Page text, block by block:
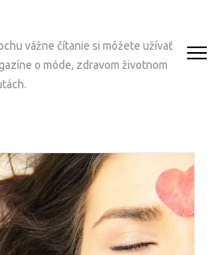
vážne čítanie si môžete užívať
o móde, zdravom životnom